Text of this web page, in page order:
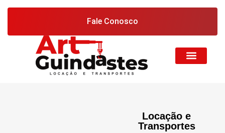
Fale Conosco
Locação e
Transportes